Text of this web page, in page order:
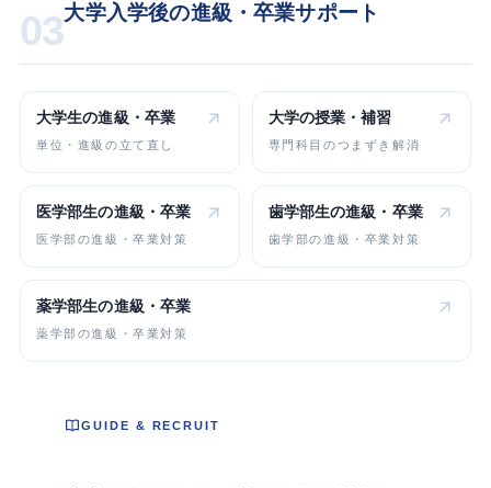
03大学入学後の進級・卒業サポート
大学生の進級・卒業
単位・進級の立て直し
大学の授業・補習
専門科目のつまずき解消
医学部生の進級・卒業
医学部の進級・卒業対策
歯学部生の進級・卒業
歯学部の進級・卒業対策
薬学部生の進級・卒業
薬学部の進級・卒業対策
GUIDE & RECRUIT